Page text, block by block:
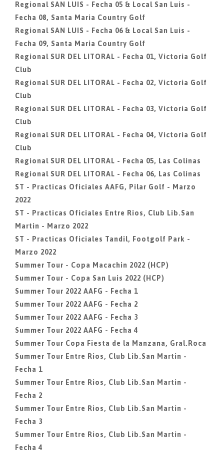
Regional SAN LUIS - Fecha 05 & Local San Luis -
Fecha 08, Santa Maria Country Golf
Regional SAN LUIS - Fecha 06 & Local San Luis -
Fecha 09, Santa Maria Country Golf
Regional SUR DEL LITORAL - Fecha 01, Victoria Golf
Club
Regional SUR DEL LITORAL - Fecha 02, Victoria Golf
Club
Regional SUR DEL LITORAL - Fecha 03, Victoria Golf
Club
Regional SUR DEL LITORAL - Fecha 04, Victoria Golf
Club
Regional SUR DEL LITORAL - Fecha 05, Las Colinas
Regional SUR DEL LITORAL - Fecha 06, Las Colinas
ST - Practicas Oficiales AAFG, Pilar Golf - Marzo
2022
ST - Practicas Oficiales Entre Rios, Club Lib.San
Martin - Marzo 2022
ST - Practicas Oficiales Tandil, Footgolf Park -
Marzo 2022
Summer Tour - Copa Macachin 2022 (HCP)
Summer Tour - Copa San Luis 2022 (HCP)
Summer Tour 2022 AAFG - Fecha 1
Summer Tour 2022 AAFG - Fecha 2
Summer Tour 2022 AAFG - Fecha 3
Summer Tour 2022 AAFG - Fecha 4
Summer Tour Copa Fiesta de la Manzana, Gral.Roca
Summer Tour Entre Rios, Club Lib.San Martin -
Fecha 1
Summer Tour Entre Rios, Club Lib.San Martin -
Fecha 2
Summer Tour Entre Rios, Club Lib.San Martin -
Fecha 3
Summer Tour Entre Rios, Club Lib.San Martin -
Fecha 4